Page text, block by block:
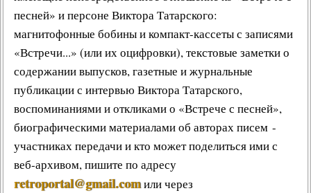
песней» и персоне Виктора Татарского:
магнитофонные бобины и компакт-кассеты с записями
«Встречи...» (или их оцифровки), текстовые заметки о
содержании выпусков, газетные и журнальные
публикации с интервью Виктора Татарского,
воспоминаниями и откликами о «Встрече с песней»,
биографическими материалами об авторах писем -
участниках передачи и кто может поделиться ими с
веб-архивом, пишите по адресу
retroportal@gmail.comили через